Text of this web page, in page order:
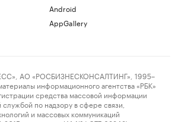
Android
AppGallery
АО «РОСБИЗНЕСКОНСАЛТИНГ», 1995–
информационного агентства «РБК»
средства массовой информации
по надзору в сфере связи,
и массовых коммуникаций